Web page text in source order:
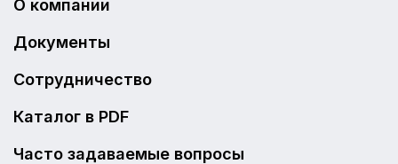
О компании
Документы
Сотрудничество
Каталог в PDF
Часто задаваемые вопросы